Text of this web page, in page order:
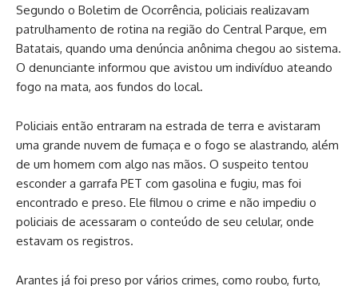
Segundo o Boletim de Ocorrência, policiais realizavam
patrulhamento de rotina na região do Central Parque, em
Batatais, quando uma denúncia anônima chegou ao sistema.
O denunciante informou que avistou um indivíduo ateando
fogo na mata, aos fundos do local.
Policiais então entraram na estrada de terra e avistaram
uma grande nuvem de fumaça e o fogo se alastrando, além
de um homem com algo nas mãos. O suspeito tentou
esconder a garrafa PET com gasolina e fugiu, mas foi
encontrado e preso. Ele filmou o crime e não impediu o
policiais de acessaram o conteúdo de seu celular, onde
estavam os registros.
Arantes já foi preso por vários crimes, como roubo, furto,